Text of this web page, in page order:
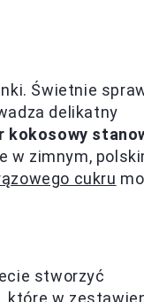
Świetnie
delikatny
kokosowy
w zimnym,
cukru
stworzyć
które w